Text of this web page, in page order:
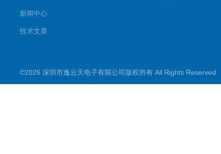
新闻中心
技术文章
©2026 深圳市逸云天电子有限公司版权所有 All Rights